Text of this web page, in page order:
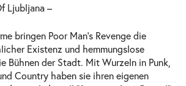
Ljubljana –
bringen Poor Man’s Revenge die
Existenz und hemmungslose
Bühnen der Stadt. Mit Wurzeln in Punk,
Country haben sie ihren eigenen